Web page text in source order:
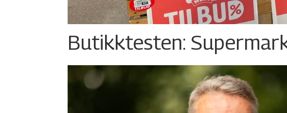
Butikktesten: